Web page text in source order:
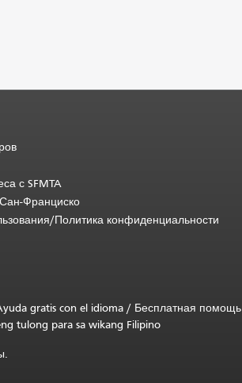
с SFMTA
Франциско
Политика конфиденциальности
gratis con el idioma / Бесплатная помощь
tulong para sa wikang Filipino